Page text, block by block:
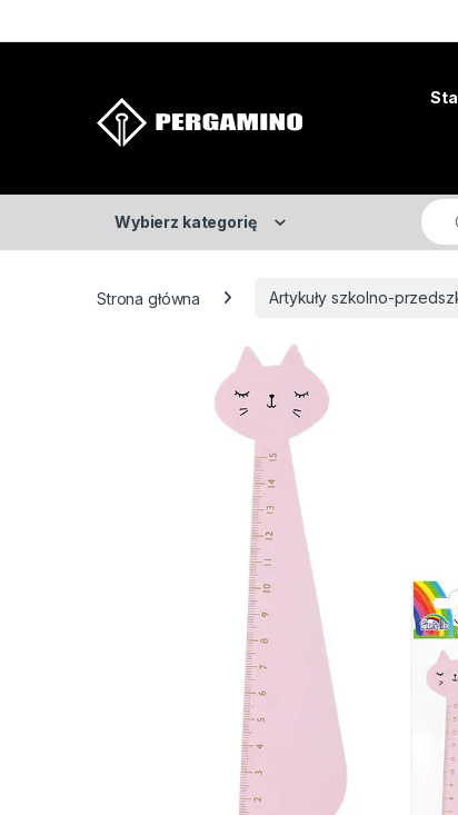
Wybierz kategorię
Strona główna Artykuły szkolno-